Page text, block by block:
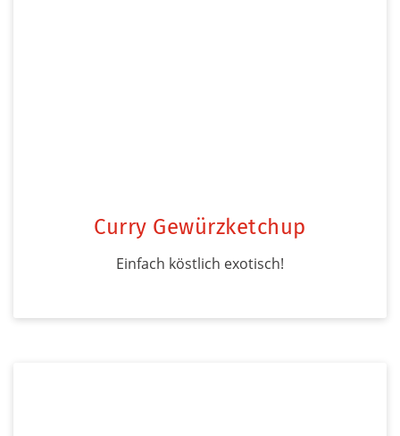
Curry Gewürzketchup
Einfach köstlich exotisch!